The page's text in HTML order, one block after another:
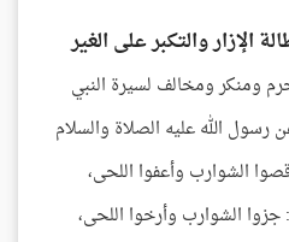
الإزار والتكبر على الغير
ومنكر ومخالف لسيرة النبي
الله عليه الصلاة والسلام
الشوارب وأعفوا اللحى،
جزوا الشوارب وأرخوا اللحى،